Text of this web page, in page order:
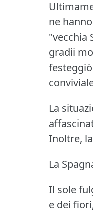
ne
"vecchia
gradii
La
Inoltre,
La
Il sole
e dei